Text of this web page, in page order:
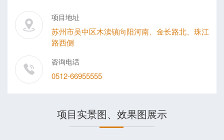
及120平左右的刚需及改善产品为主。项目2015年开工，目
前一期、二期已完成交付，三期计划于2020年底交付。
项目地址
苏州市吴中区木渎镇向阳河南、金长路北、珠江
路西侧
咨询电话
0512-66955555
项目实景图、效果图展示